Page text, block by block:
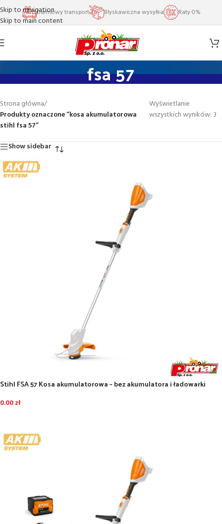
Skip to navigation
Skip to main content
Darmowy transport Błyskawiczna wysyłka Raty 0%
kosa akumulatorowa stihl
fsa 57
Strona główna/
Produkty oznaczone “kosa akumulatorowa
stihl fsa 57”
Wyświetlanie
wszystkich wyników: 3
Show sidebar
Stihl FSA 57 Kosa akumulatorowa – bez akumulatora i ładowarki
0.00zł